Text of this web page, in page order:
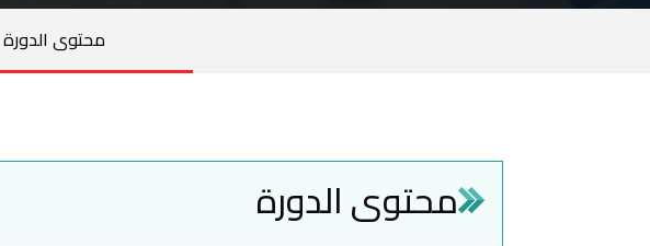
محتوى الدورة
محتوى الدورة